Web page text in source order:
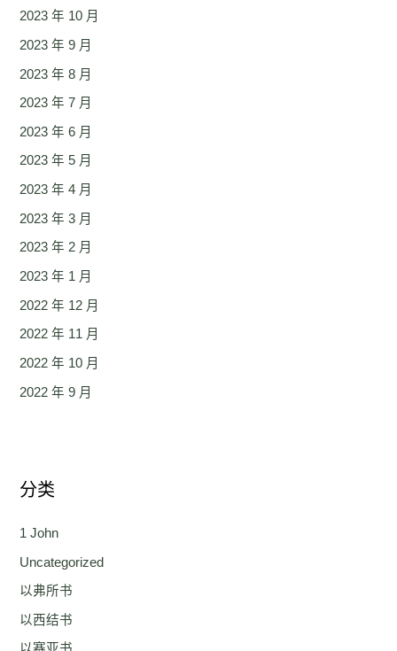
2023 年 10 月
2023 年 9 月
2023 年 8 月
2023 年 7 月
2023 年 6 月
2023 年 5 月
2023 年 4 月
2023 年 3 月
2023 年 2 月
2023 年 1 月
2022 年 12 月
2022 年 11 月
2022 年 10 月
2022 年 9 月
分类
1 John
Uncategorized
以弗所书
以西结书